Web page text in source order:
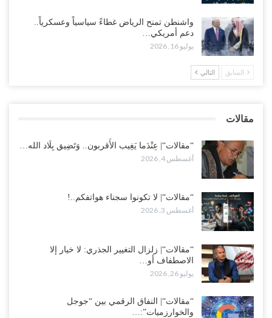
أغسطس 3, 2026
العطش وغياب الغاز يفاقمان مأساة الأهالي بعدن.. مدينة تغرق في دوامة
الانهيار الخدمي..!
أغسطس 3, 2026
واشنطن تمنح الرياض غطاءً سياسياً وعسكرياً..
دعم أمريكي…
يوليو 16, 2026
السابق التالي
مقالات
“مقالات“| عِنْدَما يَغِيب الأَقربون.. وَتَضِيق بِلَاد الله…
أغسطس 4, 2026
“مقالات“| لا تكونوا سجناء هواتفكم..!
أغسطس 3, 2026
“مقالات“| زلزال التغيير الجذري: لا خيار إلا
الاصطفاف أو…
يوليو 26, 2026
“مقالات“| النفاق الرقمي بين “جوجل
والخوارزميات”:…